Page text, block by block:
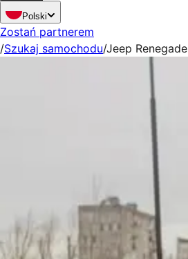
Polski
Zostań partnerem
/Szukaj samochodu/Jeep Renegade